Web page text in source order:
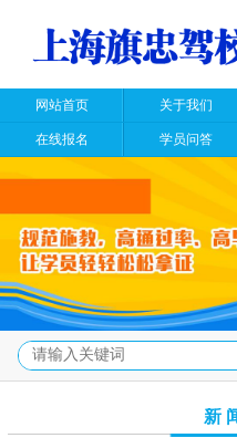
网站首页 关于我们
在线报名 学员问答
新